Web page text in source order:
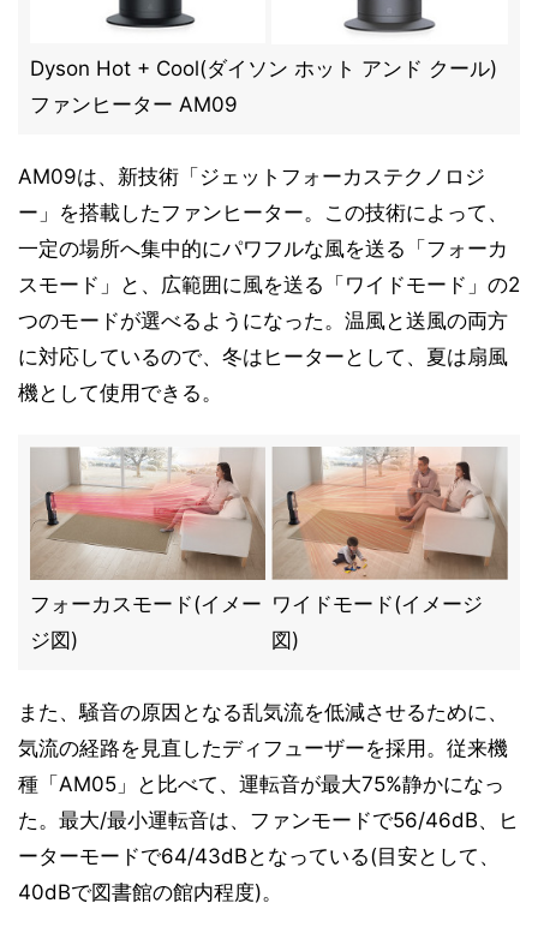
Dyson Hot + Cool(ダイソン ホット アンド クール)
ファンヒーター AM09
AM09は、新技術「ジェットフォーカステクノロジ
ー」を搭載したファンヒーター。この技術によって、
一定の場所へ集中的にパワフルな風を送る「フォーカ
スモード」と、広範囲に風を送る「ワイドモード」の2
つのモードが選べるようになった。温風と送風の両方
に対応しているので、冬はヒーターとして、夏は扇風
機として使用できる。
フォーカスモード(イメー
ジ図)
ワイドモード(イメージ
図)
また、騒音の原因となる乱気流を低減させるために、
気流の経路を見直したディフューザーを採用。従来機
種「AM05」と比べて、運転音が最大75%静かになっ
た。最大/最小運転音は、ファンモードで56/46dB、ヒ
ーターモードで64/43dBとなっている(目安として、
40dBで図書館の館内程度)。